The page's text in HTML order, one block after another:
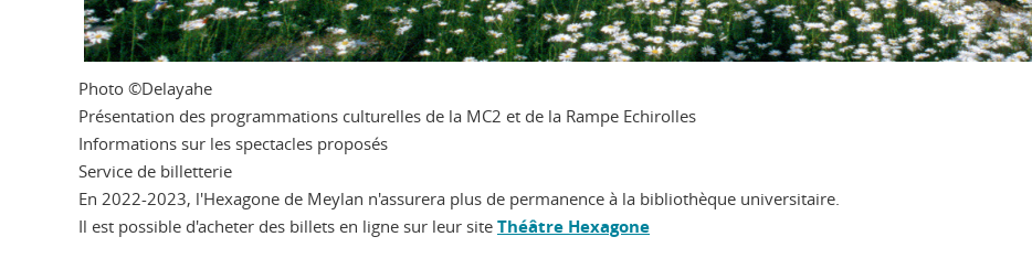
Photo ©Delayahe
Présentation des programmations culturelles de la MC2 et de la Rampe Echirolles
Informations sur les spectacles proposés
Service de billetterie
En 2022-2023, l'Hexagone de Meylan n'assurera plus de permanence à la bibliothèque universitaire.
Il est possible d'acheter des billets en ligne sur leur site Théâtre Hexagone